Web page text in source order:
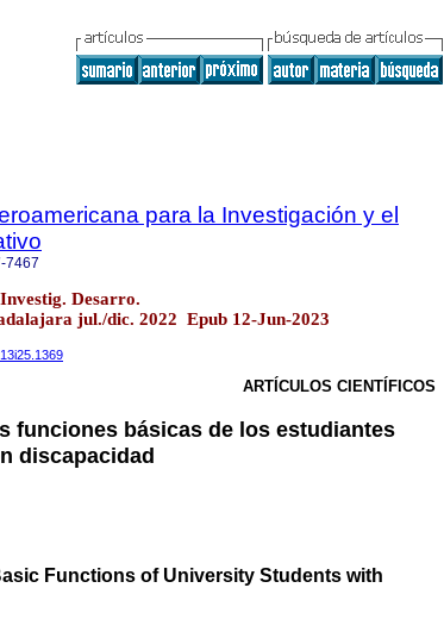
para la Investigación y el
7467
Desarro.
jul./dic. 2022 Epub 12-Jun-2023
ARTÍCULOS CIENTÍFICOS
funciones básicas de los estudiantes
discapacidad
Functions of University Students with